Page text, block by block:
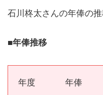
石川柊太さんの年俸の推
■年俸推移
年度 年俸